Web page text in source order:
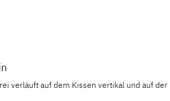
verläuft auf dem Kissen vertikal und auf